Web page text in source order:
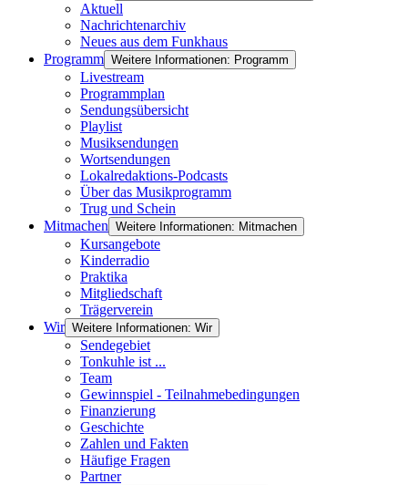
Aktuell
Nachrichtenarchiv
Neues aus dem Funkhaus
Programm Weitere Informationen: Programm
Livestream
Programmplan
Sendungsübersicht
Playlist
Musiksendungen
Wortsendungen
Lokalredaktions-Podcasts
Über das Musikprogramm
Trug und Schein
Mitmachen Weitere Informationen: Mitmachen
Kursangebote
Kinderradio
Praktika
Mitgliedschaft
Trägerverein
Wir Weitere Informationen: Wir
Sendegebiet
Tonkuhle ist ...
Team
Gewinnspiel - Teilnahmebedingungen
Finanzierung
Geschichte
Zahlen und Fakten
Häufige Fragen
Partner